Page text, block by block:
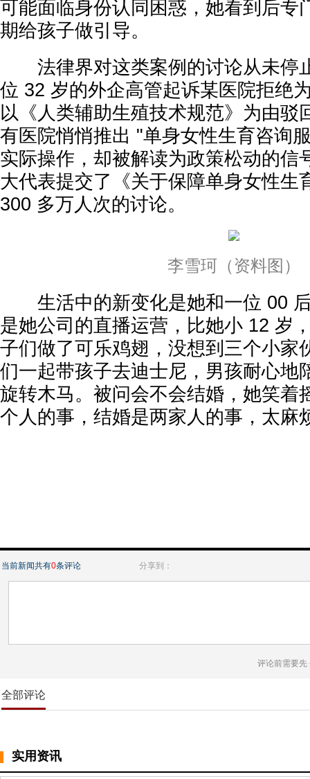
可能面临身份认同困惑，她看到后专
期给孩子做引导。
法律界对这类案例的讨论从未停
位 32 岁的外企高管起诉某医院拒绝
以《人类辅助生殖技术规范》为由驳
有医院悄悄推出 "单身女性生育咨询
实际操作，却被解读为政策松动的信
大代表提交了《关于保障单身女性生
300 多万人次的讨论。
李雪珂（资料图）
生活中的新变化是她和一位 00 后
是她公司的直播运营，比她小 12 岁
子们做了可乐鸡翅，没想到三个小家
们一起带孩子去迪士尼，男孩耐心地
旋转木马。被问会不会结婚，她笑着
个人的事，结婚是两家人的事，太麻
当前新闻共有0条评论 分享到：
评论前需要先
全部评论
实用资讯